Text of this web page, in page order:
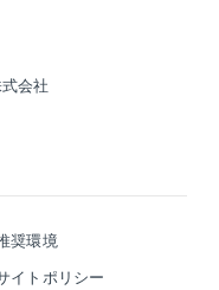
会社
奨環境
イトポリシー